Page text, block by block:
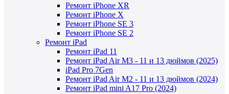
Ремонт iPhone XR
Ремонт iPhone X
Ремонт iPhone SE 3
Ремонт iPhone SE 2
Ремонт iPad
Ремонт iPad 11
Ремонт iPad Air M3 - 11 и 13 дюймов (2025)
iPad Pro 7Gen
Ремонт iPad Air M2 - 11 и 13 дюймов (2024)
Ремонт iPad mini A17 Pro (2024)